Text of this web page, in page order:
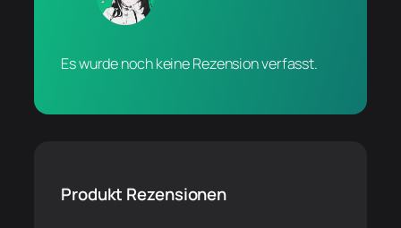
Es wurde noch keine Rezension verfasst.
Produkt Rezensionen